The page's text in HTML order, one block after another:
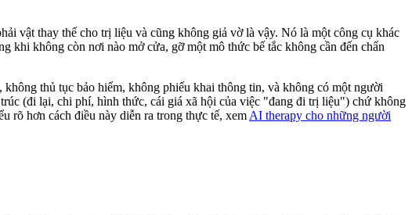
vật thay thế cho trị liệu và cũng không giả vờ là vậy. Nó là một công cụ khác
khi không còn nơi nào mở cửa, gỡ một mô thức bế tắc không cần đến chẩn
thủ tục bảo hiểm, không phiếu khai thông tin, và không có một người
(đi lại, chi phí, hình thức, cái giá xã hội của việc "đang đi trị liệu") chứ không
rõ hơn cách điều này diễn ra trong thực tế, xem AI therapy cho những người